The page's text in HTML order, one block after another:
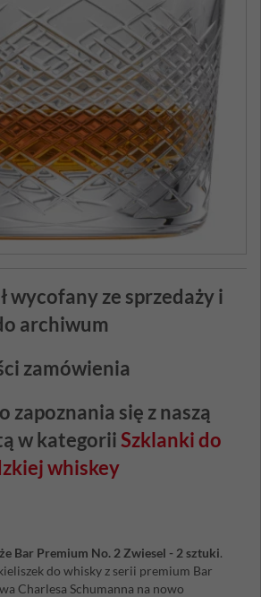
wycofany ze sprzedaży i
archiwum
zamówienia
zapoznania się z naszą
w kategoriiSzklanki do
whiskey
Bar Premium No. 2 Zwiesel - 2 sztuki.
do whisky z serii premium Bar
Charlesa Schumanna na nowo